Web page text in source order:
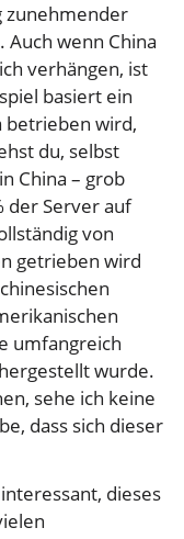
zunehmender
Auch wenn China
verhängen, ist
basiert ein
betrieben wird,
du, selbst
China – grob
der Server auf
von
getrieben wird
umfangreich
wurde.
sehe ich keine
dass sich dieser
dieses